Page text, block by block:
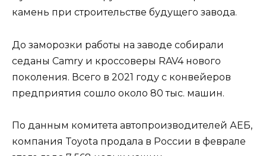
камень при строительстве будущего завода.
До заморозки работы на заводе собирали
седаны Camry и кроссоверы RAV4 нового
поколения. Всего в 2021 году с конвейеров
предприятия сошло около 80 тыс. машин.
По данным комитета автопроизводителей АЕБ,
компания Toyota продала в России в феврале